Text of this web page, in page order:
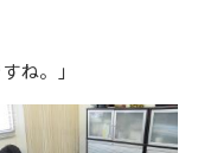
ね。」